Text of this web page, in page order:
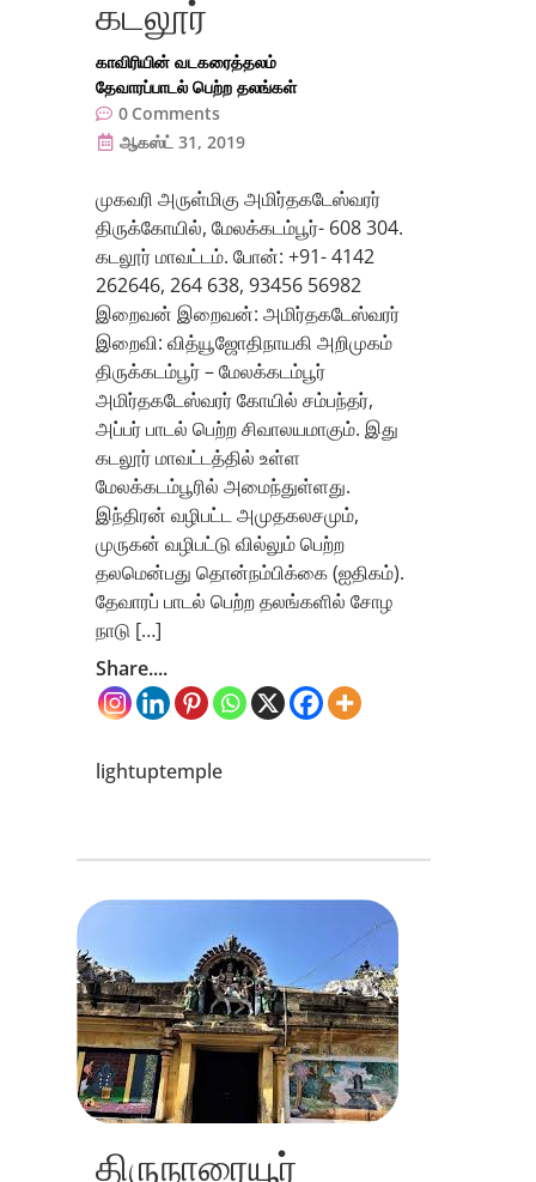
கடலூர்
காவிரியின் வடகரைத்தலம்
தேவாரப்பாடல் பெற்ற தலங்கள்
0 Comments
ஆகஸ்ட் 31, 2019
முகவரி அருள்மிகு அமிர்தகடேஸ்வரர்
திருக்கோயில், மேலக்கடம்பூர்- 608 304.
கடலூர் மாவட்டம். போன்: +91- 4142
262646, 264 638, 93456 56982
இறைவன் இறைவன்: அமிர்தகடேஸ்வரர்
இறைவி: வித்யூஜோதிநாயகி அறிமுகம்
திருக்கடம்பூர் – மேலக்கடம்பூர்
அமிர்தகடேஸ்வரர் கோயில் சம்பந்தர்,
அப்பர் பாடல் பெற்ற சிவாலயமாகும். இது
கடலூர் மாவட்டத்தில் உள்ள
மேலக்கடம்பூரில் அமைந்துள்ளது.
இந்திரன் வழிபட்ட அமுதகலசமும்,
முருகன் வழிபட்டு வில்லும் பெற்ற
தலமென்பது தொன்நம்பிக்கை (ஐதிகம்).
தேவாரப் பாடல் பெற்ற தலங்களில் சோழ
நாடு […]
Share....
lightuptemple
திருநாரையூர்